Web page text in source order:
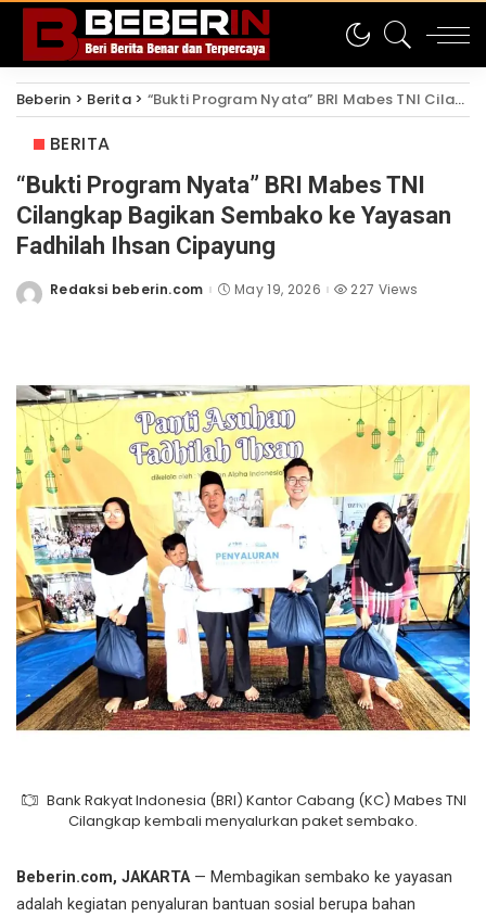
Beberin > Berita> “Bukti Program Nyata” BRI Mabes TNI Cilangkap Bagikan Sembako ke Yayasan Fadhilah Ihsan Cipayung
BERITA
“Bukti Program Nyata” BRI Mabes TNI
Cilangkap Bagikan Sembako ke Yayasan
Fadhilah Ihsan Cipayung
Posted
Redaksi beberin.com May 19, 2026 227 Views
Bank Rakyat Indonesia (BRI) Kantor Cabang (KC) Mabes TNI
Cilangkap kembali menyalurkan paket sembako.
Beberin.com, JAKARTA— Membagikan sembako ke yayasan
adalah kegiatan penyaluran bantuan sosial berupa bahan